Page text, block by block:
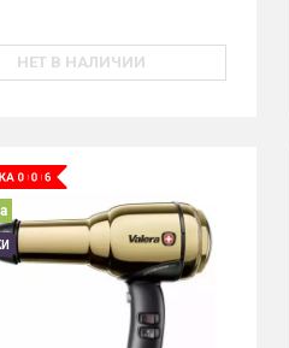
НЕТ В НАЛИЧИИ